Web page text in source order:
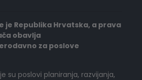
je Republika Hrvatska, a prava
obavlja
za poslove
su poslovi planiranja, razvijanja,